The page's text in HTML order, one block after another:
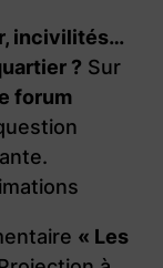
incivilités…
? Sur
forum
« Les